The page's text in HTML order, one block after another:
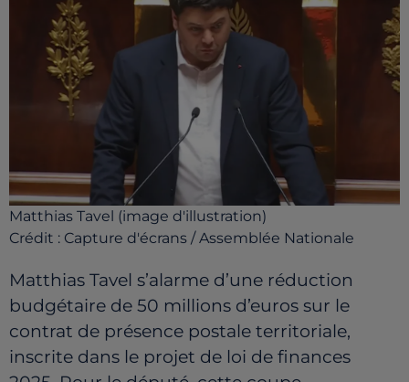
Matthias Tavel (image d'illustration)
Crédit : Capture d'écrans / Assemblée Nationale
Matthias Tavel s’alarme d’une réduction
budgétaire de 50 millions d’euros sur le
contrat de présence postale territoriale,
inscrite dans le projet de loi de finances